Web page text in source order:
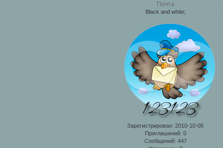
Почта
Black and white;
Зарегистрирован: 2010-10-05
Приглашений: 0
Сообщений: 447